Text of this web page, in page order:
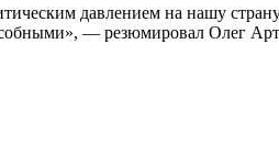
давлением на нашу
— резюмировал Олег